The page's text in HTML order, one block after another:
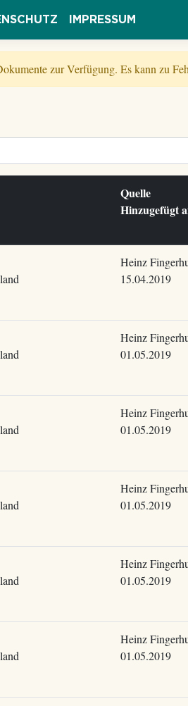
IMPRESSUM
zur Verfügung. Es kann zu
Quelle
Hinzugefügt
Heinz
15.04.2019
Heinz
01.05.2019
Heinz
01.05.2019
Heinz
01.05.2019
Heinz
01.05.2019
Heinz
01.05.2019